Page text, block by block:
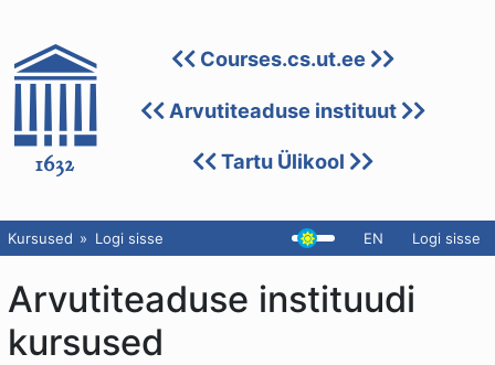
Courses.cs.ut.ee
Arvutiteaduse instituut
Tartu Ülikool
Kursused Logi sisse EN Logi sisse
Arvutiteaduse instituudi
kursused